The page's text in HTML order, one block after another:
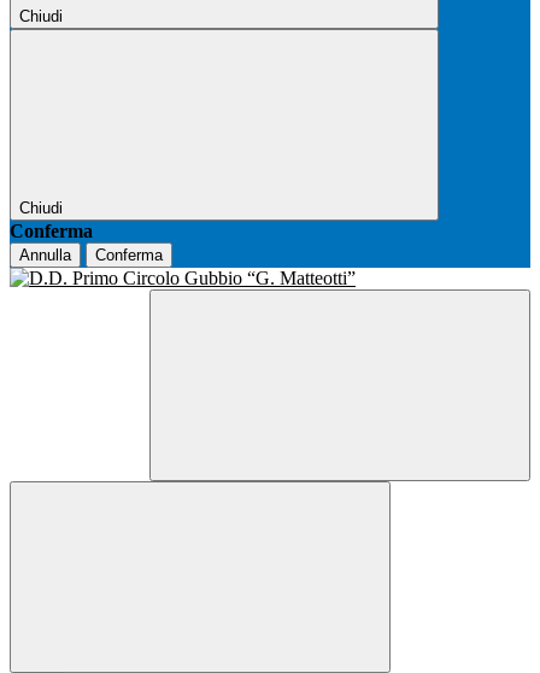
Chiudi
Chiudi
Conferma
Annulla Conferma